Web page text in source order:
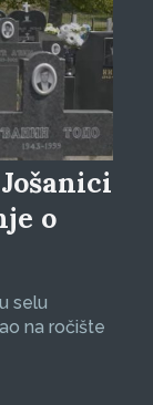
o
selu
na ročište